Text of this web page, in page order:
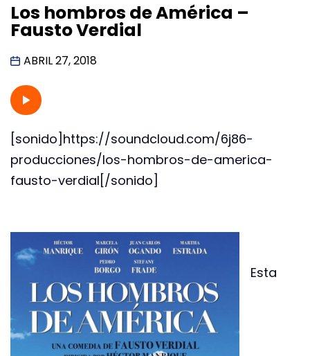
Los hombros de América –
Fausto Verdial
ABRIL 27, 2018
[sonido]https://soundcloud.com/6j86-
producciones/los-hombros-de-america-
fausto-verdial[/sonido]
Esta